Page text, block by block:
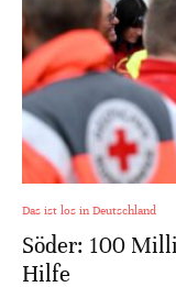
Das ist los in Deutschland
Söder: 100
Hilfe